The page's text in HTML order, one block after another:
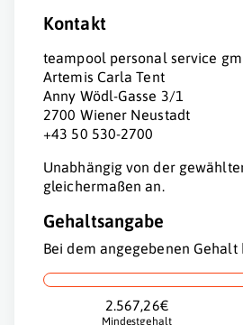
Kontakt
teampool personal service
Artemis Carla Tent
Anny Wödl-Gasse 3/1
2700 Wiener Neustadt
+43 50 530-2700
Unabhängig von der
gleichermaßen an.
Gehaltsangabe
Bei dem angegebenen
2.567,26€
Mindestgehalt